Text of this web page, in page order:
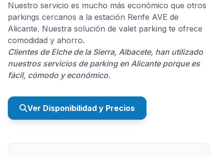
Nuestro servicio es mucho más económico que otros
parkings cercanos a la estación Renfe AVE de
Alicante. Nuestra solución de valet parking te ofrece
comodidad y ahorro.
Clientes de Elche de la Sierra, Albacete, han utilizado
nuestros servicios de parking en Alicante porque es
fácil, cómodo y económico.
Ver Disponibilidad y Precios